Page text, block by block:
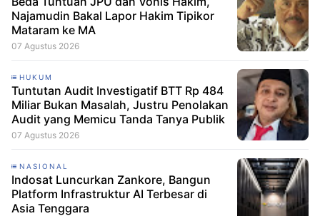
Najamudin Bakal Lapor Hakim Tipikor
Mataram ke MA
07 Agustus 2026
HUKUM
Tuntutan Audit Investigatif BTT Rp 484
Miliar Bukan Masalah, Justru Penolakan
Audit yang Memicu Tanda Tanya Publik
07 Agustus 2026
NASIONAL
Indosat Luncurkan Zankore, Bangun
Platform Infrastruktur AI Terbesar di
Asia Tenggara